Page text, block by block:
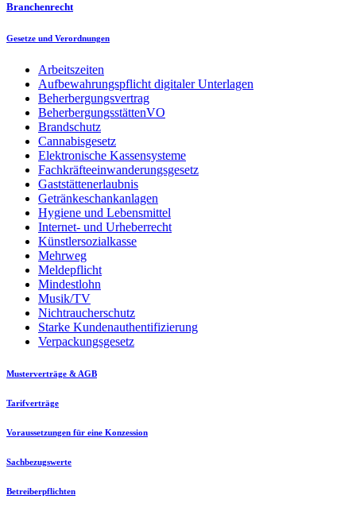
Branchenrecht
Gesetze und Verordnungen
Arbeitszeiten
Aufbewahrungspflicht digitaler Unterlagen
Beherbergungsvertrag
BeherbergungsstättenVO
Brandschutz
Cannabisgesetz
Elektronische Kassensysteme
Fachkräfteeinwanderungsgesetz
Gaststättenerlaubnis
Getränkeschankanlagen
Hygiene und Lebensmittel
Internet- und Urheberrecht
Künstlersozialkasse
Mehrweg
Meldepflicht
Mindestlohn
Musik/TV
Nichtraucherschutz
Starke Kundenauthentifizierung
Verpackungsgesetz
Musterverträge & AGB
Tarifverträge
Voraussetzungen für eine Konzession
Sachbezugswerte
Betreiberpflichten